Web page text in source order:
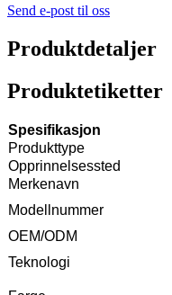
Send e-post til oss
Produktdetaljer
Produktetiketter
Spesifikasjon
Produkttype
Opprinnelsessted
Merkenavn
Modellnummer
OEM/ODM
Teknologi